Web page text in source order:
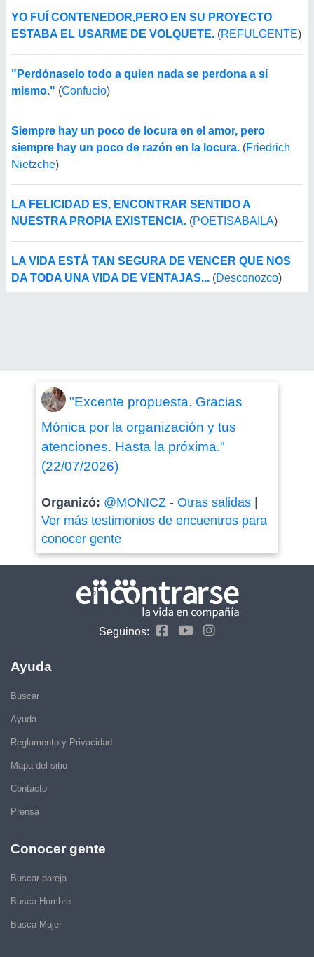
YO FUÍ CONTENEDOR,PERO EN SU PROYECTO
ESTABA EL USARME DE VOLQUETE. (REFULGENTE)
"Perdónaselo todo a quien nada se perdona a sí
mismo." (Confucio)
Siempre hay un poco de locura en el amor, pero
siempre hay un poco de razón en la locura. (Friedrich
Nietzche)
LA FELICIDAD ES, ENCONTRAR SENTIDO A
NUESTRA PROPIA EXISTENCIA. (POETISABAILA)
LA VIDA ESTÁ TAN SEGURA DE VENCER QUE NOS
DA TODA UNA VIDA DE VENTAJAS... (Desconozco)
"Excente propuesta. Gracias
Mónica por la organización y tus
atenciones. Hasta la próxima."
(22/07/2026)
Organizó: @MONICZ- Otras salidas|
Ver más testimonios de encuentros para
conocer gente
Seguinos:
Ayuda
Buscar
Ayuda
Reglamento y Privacidad
Mapa del sitio
Contacto
Prensa
Conocer gente
Buscar pareja
Busca Hombre
Busca Mujer